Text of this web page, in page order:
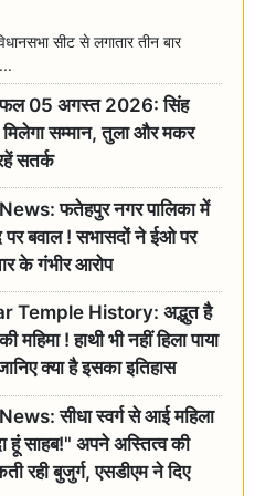
सीट से लगातार तीन बार
05 अगस्त 2026: सिंह
मिलेगा सम्मान, तुला और मकर
सतर्क
फतेहपुर नगर पालिका में
पर बवाल ! सभासदों ने ईओ पर
के गंभीर आरोप
Temple History: अद्भुत है
महिमा ! हाथी भी नहीं हिला पाया
क्या है इसका इतिहास
सीधा स्वर्ग से आई महिला
हूं साहब!" अपने अस्तित्व की
रही बुजुर्ग, एसडीएम ने दिए